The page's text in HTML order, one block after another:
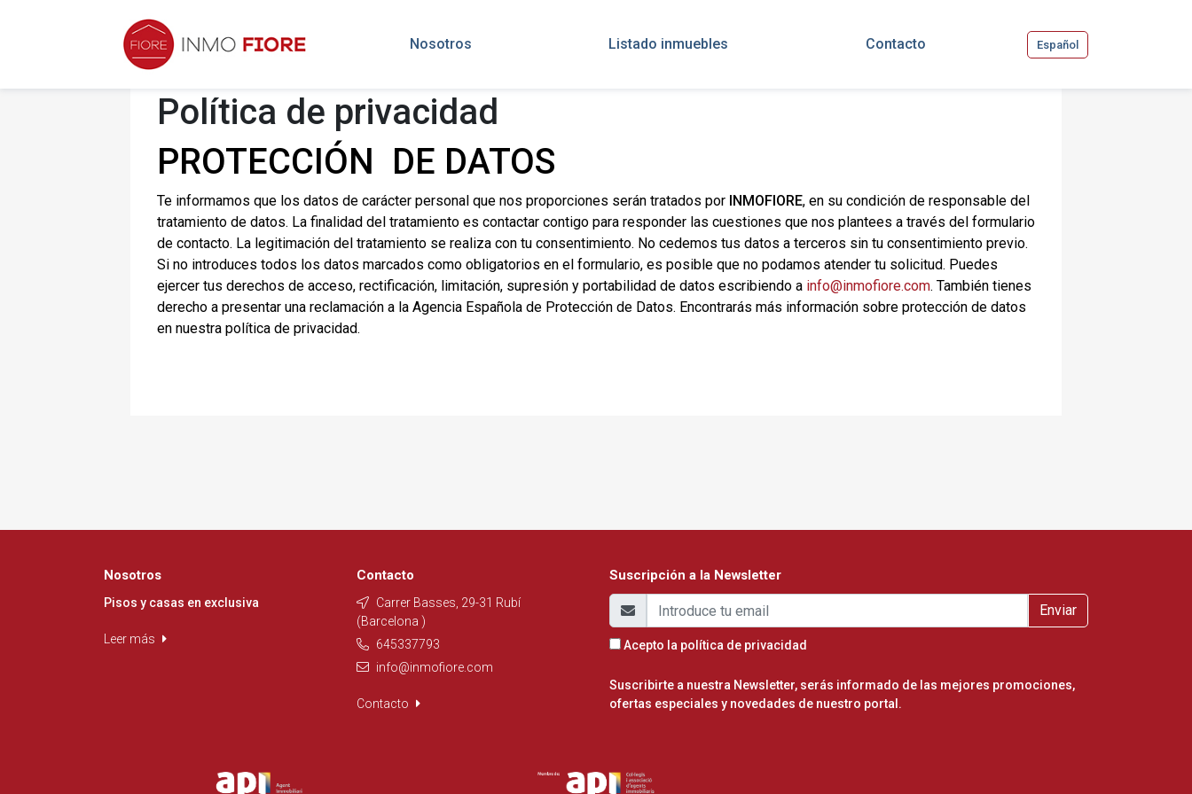
Nosotros Listado inmuebles Contacto Español
Política de privacidad
PROTECCIÓN DE DATOS
Te informamos que los datos de carácter personal que nos proporciones serán tratados por INMOFIORE, en su condición de responsable del
tratamiento de datos. La finalidad del tratamiento es contactar contigo para responder las cuestiones que nos plantees a través del formulario
de contacto. La legitimación del tratamiento se realiza con tu consentimiento. No cedemos tus datos a terceros sin tu consentimiento previo.
Si no introduces todos los datos marcados como obligatorios en el formulario, es posible que no podamos atender tu solicitud. Puedes
ejercer tus derechos de acceso, rectificación, limitación, supresión y portabilidad de datos escribiendo a info@inmofiore.com. También tienes
derecho a presentar una reclamación a la Agencia Española de Protección de Datos. Encontrarás más información sobre protección de datos
en nuestra política de privacidad.
Nosotros
Pisos y casas en exclusiva
Leer más
Contacto
Carrer Basses, 29-31 Rubí
(Barcelona )
645337793
info@inmofiore.com
Contacto
Suscripción a la Newsletter
Enviar
Acepto la política de privacidad
Suscribirte a nuestra Newsletter, serás informado de las mejores promociones,
ofertas especiales y novedades de nuestro portal.